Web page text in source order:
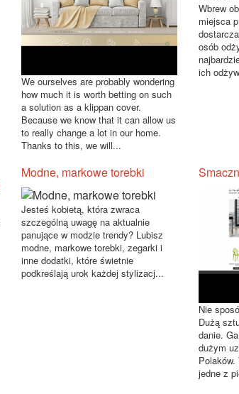
We ourselves are probably wondering
how much it is worth betting on such
a solution as a klippan cover.
Because we know that it can allow us
to really change a lot in our home.
Thanks to this, we will...
Wbrew
miejsca
osób
ich
Modne, markowe torebki
Jesteś kobietą, która zwraca
szczególną uwagę na aktualnie
panujące w modzie trendy? Lubisz
modne, markowe torebki, zegarki i
inne dodatki, które świetnie
podkreślają urok każdej stylizacj...
Nie
Dużą
danie.
dużym
jedne z